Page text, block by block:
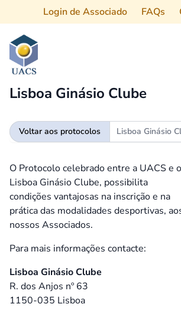
Login de Associado FAQs
Lisboa Ginásio Clube
Voltar aos protocolos Lisboa Ginásio
O Protocolo celebrado entre a UACS e o
Lisboa Ginásio Clube, possibilita
condições vantajosas na inscrição e na
prática das modalidades desportivas,
nossos Associados.
Para mais informações contacte:
Lisboa Ginásio Clube
R. dos Anjos nº 63
1150-035 Lisboa